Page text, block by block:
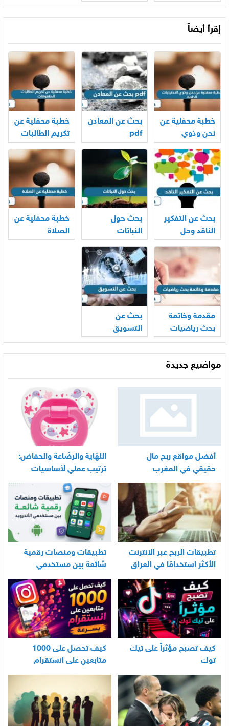
من مقدمة
وعرض وخاتمة
إقرأ أيضاً
خطبة محفلية عن
نحن وذوي
الاحتياجات
الخاصة
بحث عن المعادن
pdf
خطبة محفلية عن
تكريم الطالبات
المتفوقات
بحث عن التفكير
الناقد وحل
المشكلات
بحث حول
النباتات
خطبة محفلية عن
الصلاة
مقدمة وخاتمة
بحث رياضيات
مع المراجع
بحث عن
التسويق
مواضيع جديدة
أفضل مواقع ربح مال
حقيقي في المغرب
اللهّاية والرضّاعة والحفاض:
ترتيب عملي لأساسيات
العناية اليومية بالرضيع
تطبيقات الربح عبر الانترنت
الأكثر استخدامًا في العراق
تطبيقات ومنصات رقمية
شائعة بين مستخدمي
الأندرويد
كيف تصبح مؤثراً على تيك
توك
كيف تحصل على 1000
متابعين على انستقرام
بسرعة